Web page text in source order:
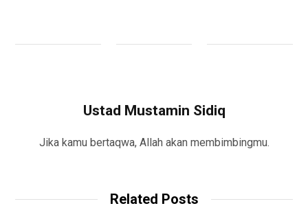
Ustad Mustamin Sidiq
Jika kamu bertaqwa, Allah akan membimbingmu.
Related Posts